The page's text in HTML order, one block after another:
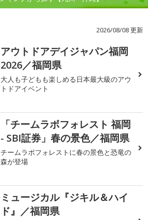
2026/08/08 更新
アウトドアデイジャパン福岡
2026／福岡県
大人も子どもも楽しめる日本最大級のアウ
トドアイベント
「チームラボフォレスト 福岡
- SBI証券」春の景色／福岡県
チームラボフォレストに春の景色と恐竜の
森が登場
ミュージカル『ジキル＆ハイ
ド』／福岡県